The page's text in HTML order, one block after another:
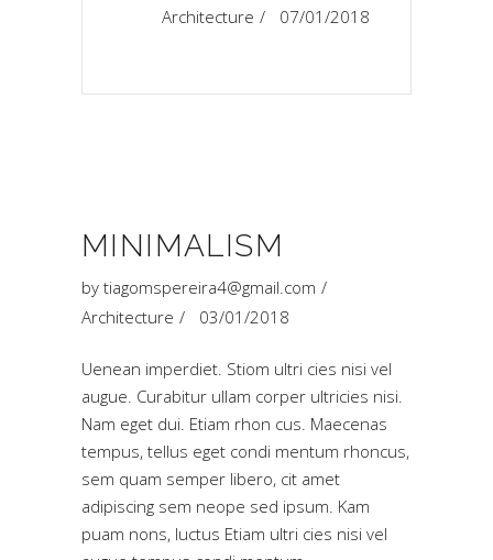
Architecture
07/01/2018
MINIMALISM
by tiagomspereira4@gmail.com
Architecture
03/01/2018
Uenean imperdiet. Stiom ultri cies nisi vel
augue. Curabitur ullam corper ultricies nisi.
Nam eget dui. Etiam rhon cus. Maecenas
tempus, tellus eget condi mentum rhoncus,
sem quam semper libero, cit amet
adipiscing sem neope sed ipsum. Kam
puam nons, luctus Etiam ultri cies nisi vel